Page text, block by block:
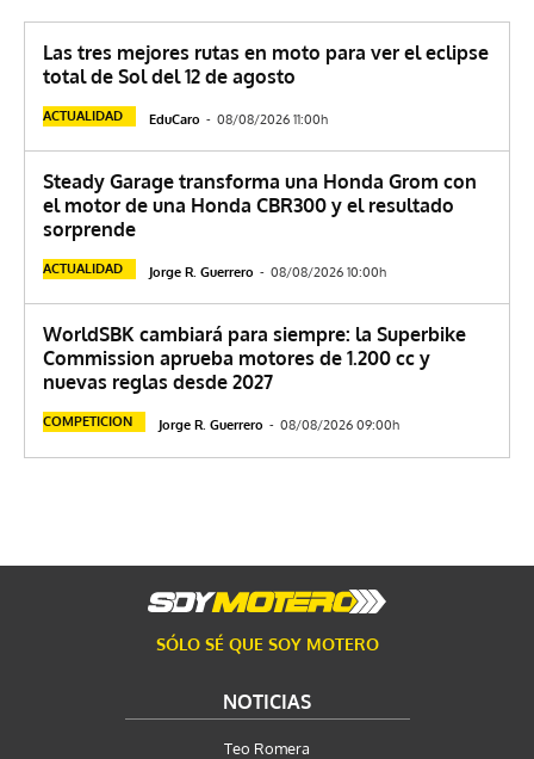
Las tres mejores rutas en moto para ver el eclipse
total de Sol del 12 de agosto
ACTUALIDAD EduCaro - 08/08/2026 11:00h
Steady Garage transforma una Honda Grom con
el motor de una Honda CBR300 y el resultado
sorprende
ACTUALIDAD Jorge R. Guerrero - 08/08/2026 10:00h
WorldSBK cambiará para siempre: la Superbike
Commission aprueba motores de 1.200 cc y
nuevas reglas desde 2027
COMPETICION Jorge R. Guerrero - 08/08/2026 09:00h
SÓLO SÉ QUE SOY MOTERO
NOTICIAS
Teo Romera